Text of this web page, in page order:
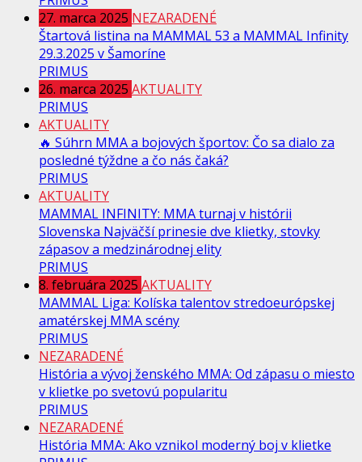
27. marca 2025 NEZARADENÉ
Štartová listina na MAMMAL 53 a MAMMAL Infinity
29.3.2025 v Šamoríne
PRIMUS
26. marca 2025 AKTUALITY
PRIMUS
AKTUALITY
🔥 Súhrn MMA a bojových športov: Čo sa dialo za
posledné týždne a čo nás čaká?
PRIMUS
AKTUALITY
MAMMAL INFINITY: MMA turnaj v histórii
Slovenska Najväčší prinesie dve klietky, stovky
zápasov a medzinárodnej elity
PRIMUS
8. februára 2025 AKTUALITY
MAMMAL Liga: Kolíska talentov stredoeurópskej
amatérskej MMA scény
PRIMUS
NEZARADENÉ
História a vývoj ženského MMA: Od zápasu o miesto
v klietke po svetovú popularitu
PRIMUS
NEZARADENÉ
História MMA: Ako vznikol moderný boj v klietke